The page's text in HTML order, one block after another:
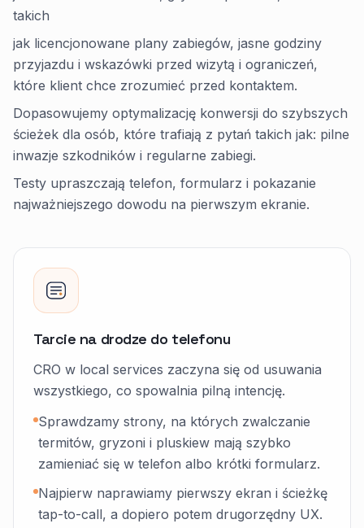
takich
jak licencjonowane plany zabiegów, jasne godziny
przyjazdu i wskazówki przed wizytą i ograniczeń,
które klient chce zrozumieć przed kontaktem.
Dopasowujemy optymalizację konwersji do szybszych
ścieżek dla osób, które trafiają z pytań takich jak: pilne
inwazje szkodników i regularne zabiegi.
Testy upraszczają telefon, formularz i pokazanie
najważniejszego dowodu na pierwszym ekranie.
Tarcie na drodze do telefonu
CRO w local services zaczyna się od usuwania
wszystkiego, co spowalnia pilną intencję.
Sprawdzamy strony, na których zwalczanie
termitów, gryzoni i pluskiew mają szybko
zamieniać się w telefon albo krótki formularz.
Najpierw naprawiamy pierwszy ekran i ścieżkę
tap-to-call, a dopiero potem drugorzędny UX.